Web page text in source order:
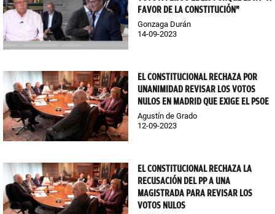
FAVOR DE LA CONSTITUCIÓN"
Gonzaga Durán
14-09-2023
EL CONSTITUCIONAL RECHAZA POR
UNANIMIDAD REVISAR LOS VOTOS
NULOS EN MADRID QUE EXIGE EL PSOE
Agustín de Grado
12-09-2023
EL CONSTITUCIONAL RECHAZA LA
RECUSACIÓN DEL PP A UNA
MAGISTRADA PARA REVISAR LOS
VOTOS NULOS